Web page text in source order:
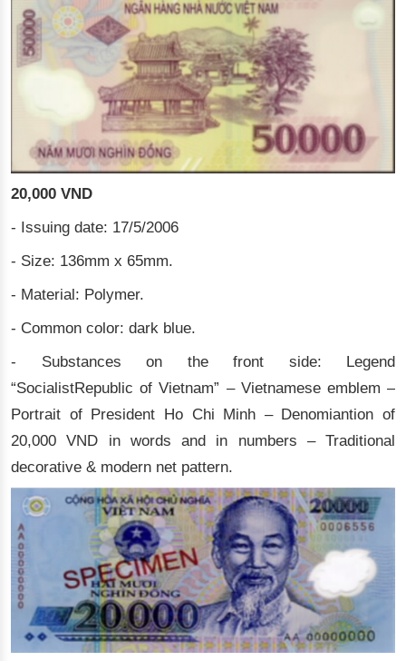
20,000 VND
- Issuing date: 17/5/2006
- Size: 136mm x 65mm.
- Material: Polymer.
- Common color: dark blue.
- Substances on the front side: Legend
“SocialistRepublic of Vietnam” – Vietnamese emblem –
Portrait of President Ho Chi Minh – Denomiantion of
20,000 VND in words and in numbers – Traditional
decorative & modern net pattern.